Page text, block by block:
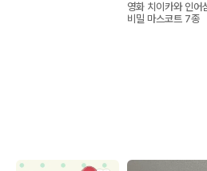
영화 치이카와 인어
비밀 마스코트 7종